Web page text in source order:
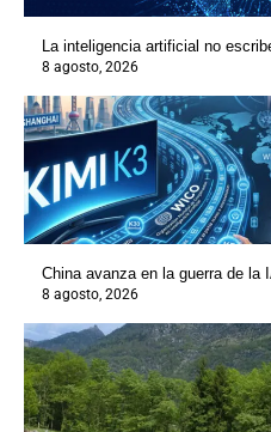
La inteligencia artificial no
8 agosto, 2026
China avanza en la guerra de la
8 agosto, 2026